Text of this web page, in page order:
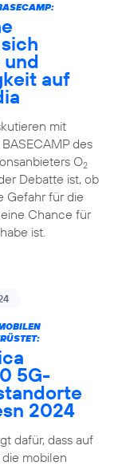
auf
mit
des
O2
Debatte ist, ob
Gefahr für die
Chance für
ist.
5G-
2024
dafür, dass auf
mobilen